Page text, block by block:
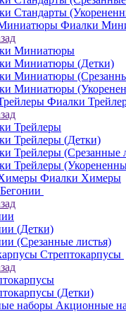
Стандарты
Фиалки
Миниатюры
Миниатюры (Детки)
Миниатюры
Миниатюры
Фиалки
Трейлеры
Трейлеры (Детки)
Трейлеры (Срезанные
Трейлеры
Фиалки Химеры
Бегонии
(Детки)
(Срезанные листья)
Стрептокарпусы
(Детки)
Акционные